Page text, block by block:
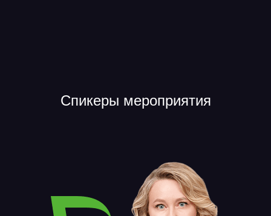
Спикеры мероприятия